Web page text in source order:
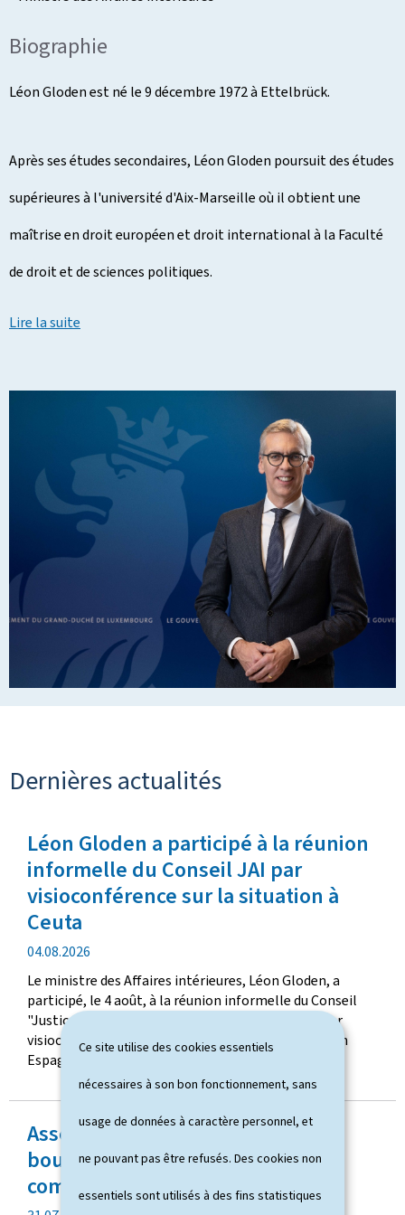
Ce site utilise des cookies essentiels
nécessaires à son bon fonctionnement, sans
usage de données à caractère personnel, et
ne pouvant pas être refusés. Des cookies non
essentiels sont utilisés à des fins statistiques
Biographie
Léon Gloden est né le 9 décembre 1972 à Ettelbrück.
Après ses études secondaires, Léon Gloden poursuit des études
supérieures à l'université d'Aix-Marseille où il obtient une
maîtrise en droit européen et droit international à la Faculté
de droit et de sciences politiques.
Lire la suite
Dernières actualités
Léon Gloden a participé à la réunion
informelle du Conseil JAI par
visioconférence sur la situation à
Ceuta
d
a
t
e
d
e
p
l
i
c
a
t
04.08.2026
Le ministre des Affaires intérieures, Léon Gloden, a
participé, le 4 août, à la réunion informelle du Conseil
"Justice et affaires intérieures" (JAI), organisée par
visioconférence, consacrée à la situation à Ceuta, en
Espagne.
Assermentation aux fonctions de
bourgmestre et échevin de la
commune d'Ell